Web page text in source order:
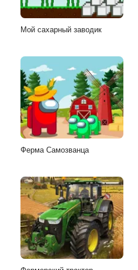
Мой сахарный заводик
Ферма Самозванца